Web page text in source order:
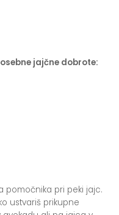
jajčne dobrote:
pomočnika pri peki jajc.
ustvariš prikupne